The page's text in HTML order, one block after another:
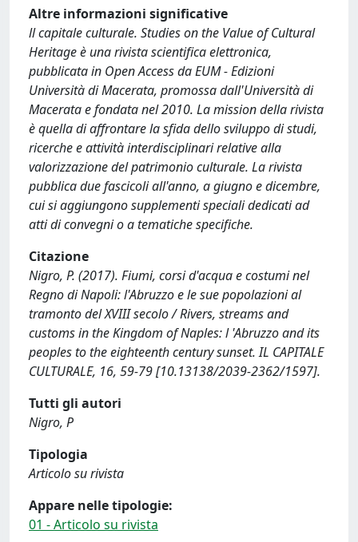
Altre informazioni significative
ll capitale culturale. Studies on the Value of Cultural
Heritage è una rivista scientifica elettronica,
pubblicata in Open Access da EUM - Edizioni
Università di Macerata, promossa dall'Università di
Macerata e fondata nel 2010. La mission della rivista
è quella di affrontare la sfida dello sviluppo di studi,
ricerche e attività interdisciplinari relative alla
valorizzazione del patrimonio culturale. La rivista
pubblica due fascicoli all'anno, a giugno e dicembre,
cui si aggiungono supplementi speciali dedicati ad
atti di convegni o a tematiche specifiche.
Citazione
Nigro, P. (2017). Fiumi, corsi d'acqua e costumi nel
Regno di Napoli: l'Abruzzo e le sue popolazioni al
tramonto del XVIII secolo / Rivers, streams and
customs in the Kingdom of Naples: l 'Abruzzo and its
peoples to the eighteenth century sunset. IL CAPITALE
CULTURALE, 16, 59-79 [10.13138/2039-2362/1597].
Tutti gli autori
Nigro, P
Tipologia
Articolo su rivista
Appare nelle tipologie:
01 - Articolo su rivista